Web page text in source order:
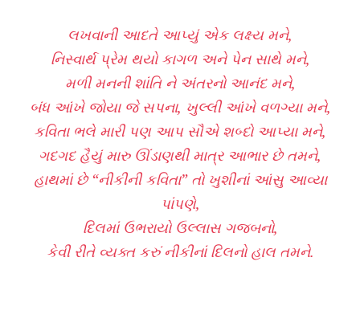
લખવાની આદતે આપ્યું એક લક્ષ્ય મને,
નિસ્વાર્થ પ્રેમ થયો કાગળ અને પેન સાથે મને,
મળી મનની શાંતિ ને અંતરનો આનંદ મને,
બંધ આંખે જોયા જે સપના, ખુલ્લી આંખે વળગ્યા મને,
કવિતા ભલે મારી પણ આપ સૌએ શબ્દો આપ્યા મને,
ગદગદ હૈયું મારુ ઊંડાણથી માત્ર આભાર છે તમને,
હાથમાં છે “નીકીની કવિતા” તો ખુશીનાં આંસુ આવ્યા
પાંપણે,
દિલમાં ઉભરાયો ઉલ્લાસ ગજબનો,
કેવી રીતે વ્યક્ત કરું નીકીનાં દિલનો હાલ તમને.